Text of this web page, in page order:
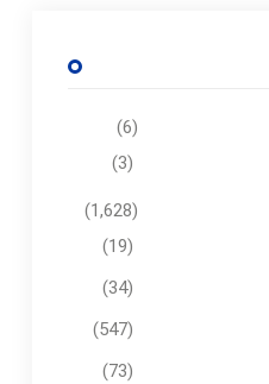
(6)
(3)
(1,628)
(19)
(34)
(547)
(73)